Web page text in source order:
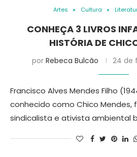
Artes Cultura
CONHEÇA 3 LIVROS
HISTÓRIA DE
por Rebeca Bulcão 24 de
Francisco Alves Mendes Filho
conhecido como Chico Mendes,
sindicalista e ativista ambiental